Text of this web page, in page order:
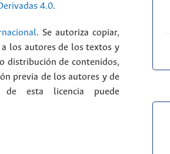
4.0.
. Se autoriza copiar,
los autores de los textos y
distribución de contenidos,
previa de los autores y de
esta licencia puede